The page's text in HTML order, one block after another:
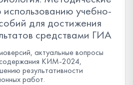
учебно-
для достижения
средствами ГИА
актуальные вопросы
содержания КИМ-2024,
результативности
работ.